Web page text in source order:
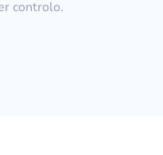
controlo.